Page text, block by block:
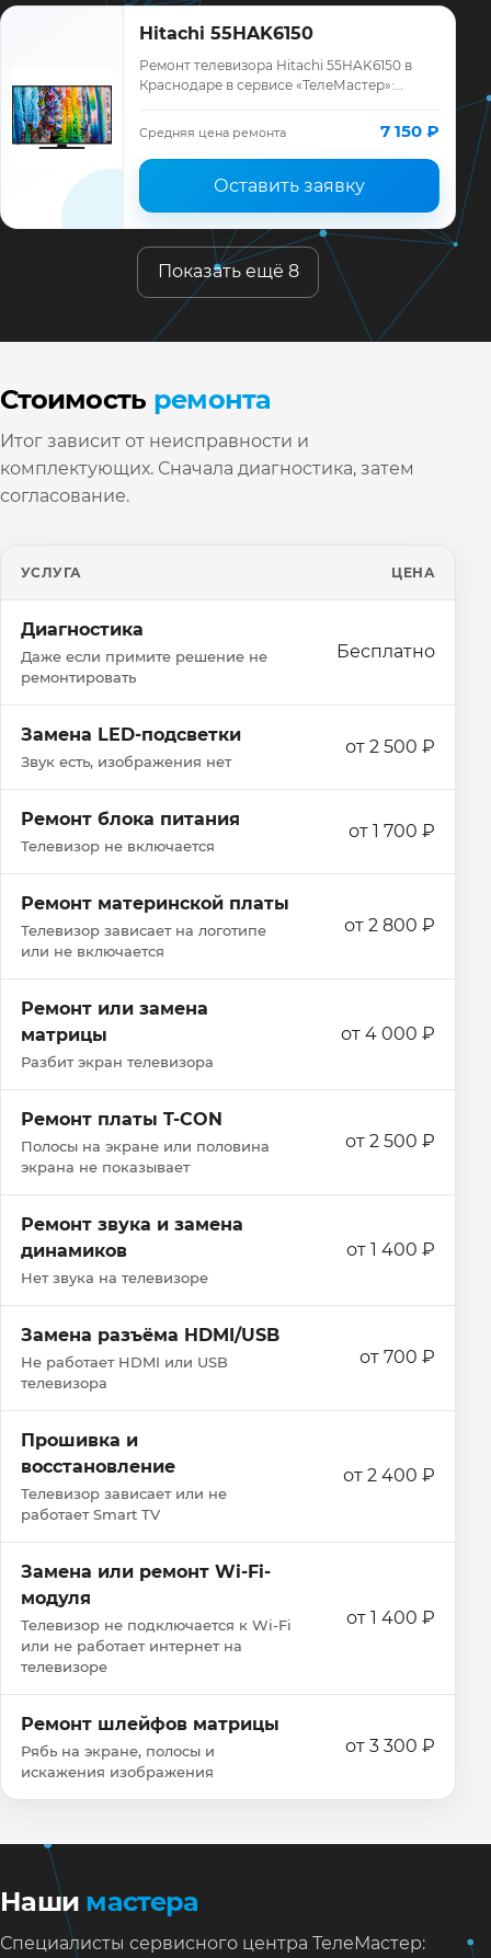
Hitachi 55HAK6150
Ремонт телевизора Hitachi 55HAK6150 в
Краснодаре в сервисе «ТелеМастер»:
ремонта, запчасти и гарантия до 12
месяцев.
Средняя цена ремонта 7 150 ₽
Оставить заявку
Показать ещё 8
Стоимость ремонта
Итог зависит от неисправности и
комплектующих. Сначала диагностика, затем
согласование.
УСЛУГА ЦЕНА
Диагностика
Даже если примите решение не
ремонтировать
Бесплатно
Замена LED-подсветки
Звук есть, изображения нет
от 2 500 ₽
Ремонт блока питания
Телевизор не включается
от 1 700 ₽
Ремонт материнской платы
Телевизор зависает на логотипе
или не включается
от 2 800 ₽
Ремонт или замена
матрицы
Разбит экран телевизора
от 4 000 ₽
Ремонт платы T-CON
Полосы на экране или половина
экрана не показывает
от 2 500 ₽
Ремонт звука и замена
динамиков
Нет звука на телевизоре
от 1 400 ₽
Замена разъёма HDMI/USB
Не работает HDMI или USB
телевизора
от 700 ₽
Прошивка и
восстановление
Телевизор зависает или не
работает Smart TV
от 2 400 ₽
Замена или ремонт Wi‑Fi-
модуля
Телевизор не подключается к Wi‑Fi
или не работает интернет на
телевизоре
от 1 400 ₽
Ремонт шлейфов матрицы
Рябь на экране, полосы и
искажения изображения
от 3 300 ₽
Наши мастера
Специалисты сервисного центра ТелеМастер: